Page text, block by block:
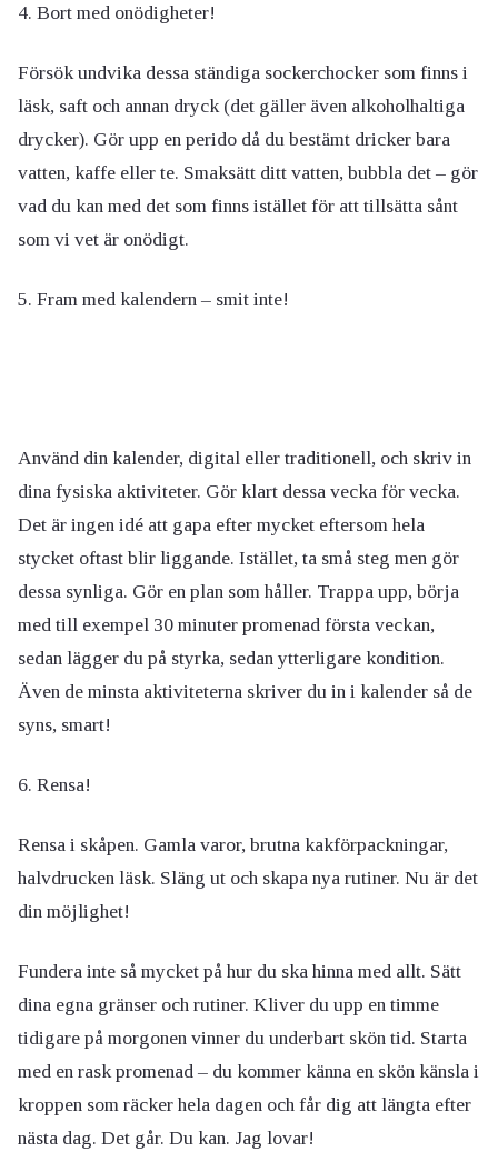
4. Bort med onödigheter!
Försök undvika dessa ständiga sockerchocker som finns i
läsk, saft och annan dryck (det gäller även alkoholhaltiga
drycker). Gör upp en perido då du bestämt dricker bara
vatten, kaffe eller te. Smaksätt ditt vatten, bubbla det – gör
vad du kan med det som finns istället för att tillsätta sånt
som vi vet är onödigt.
5. Fram med kalendern – smit inte!
Använd din kalender, digital eller traditionell, och skriv in
dina fysiska aktiviteter. Gör klart dessa vecka för vecka.
Det är ingen idé att gapa efter mycket eftersom hela
stycket oftast blir liggande. Istället, ta små steg men gör
dessa synliga. Gör en plan som håller. Trappa upp, börja
med till exempel 30 minuter promenad första veckan,
sedan lägger du på styrka, sedan ytterligare kondition.
Även de minsta aktiviteterna skriver du in i kalender så de
syns, smart!
6. Rensa!
Rensa i skåpen. Gamla varor, brutna kakförpackningar,
halvdrucken läsk. Släng ut och skapa nya rutiner. Nu är det
din möjlighet!
Fundera inte så mycket på hur du ska hinna med allt. Sätt
dina egna gränser och rutiner. Kliver du upp en timme
tidigare på morgonen vinner du underbart skön tid. Starta
med en rask promenad – du kommer känna en skön känsla i
kroppen som räcker hela dagen och får dig att längta efter
nästa dag. Det går. Du kan. Jag lovar!